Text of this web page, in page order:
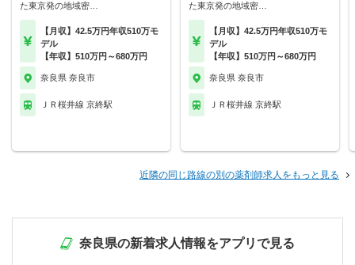
た東京発の地域密…
【月収】42.5万円年収510万モ
デル
【年収】510万円～680万円
奈良県 奈良市
ＪＲ桜井線 京終駅
た東京発の地域密…
【月収】42.5万円年収510万モ
デル
【年収】510万円～680万円
奈良県 奈良市
ＪＲ桜井線 京終駅
近隣の同じ路線の別の薬剤師求人をもっと見る
奈良県の新着求人情報をアプリで見る